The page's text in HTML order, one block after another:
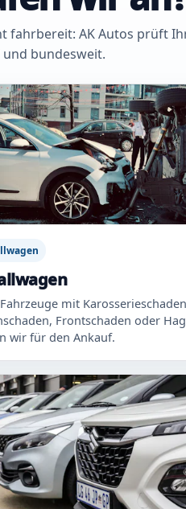
fahrbereit: AK Autos prüft
und bundesweit.
mit
Frontschaden oder
wir für den Ankauf.